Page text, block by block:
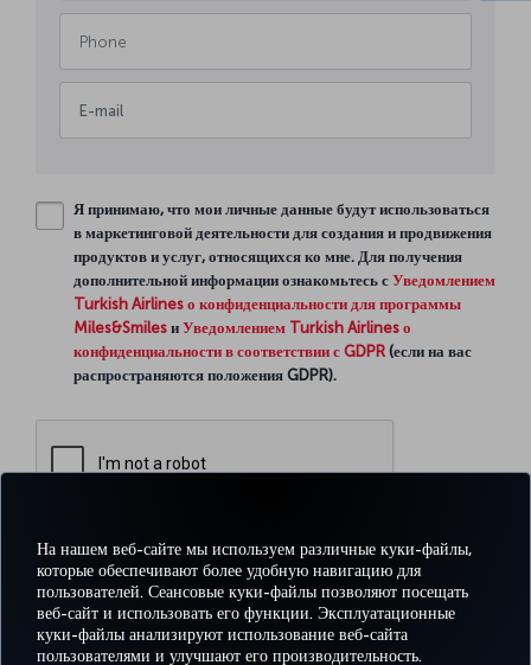
На нашем веб-сайте мы используем различные куки-файлы,
которые обеспечивают более удобную навигацию для
пользователей. Сеансовые куки-файлы позволяют посещать
веб-сайт и использовать его функции. Эксплуатационные
куки-файлы анализируют использование веб-сайта
пользователями и улучшают его производительность.
Я принимаю, что мои личные данные будут использоваться
в маркетинговой деятельности для создания и продвижения
продуктов и услуг, относящихся ко мне. Для получения
дополнительной информации ознакомьтесь с Уведомлением
Turkish Airlines о конфиденциальности для программы
Miles&Smiles и Уведомлением Turkish Airlines о
конфиденциальности в соответствии с GDPR (если на вас
распространяются положения GDPR).
Continue